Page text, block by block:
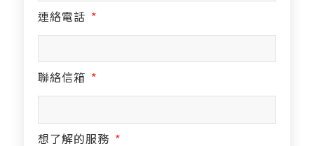
連絡電話 *
聯絡信箱 *
想了解的服務 *